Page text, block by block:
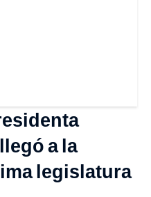
a la
legislatura